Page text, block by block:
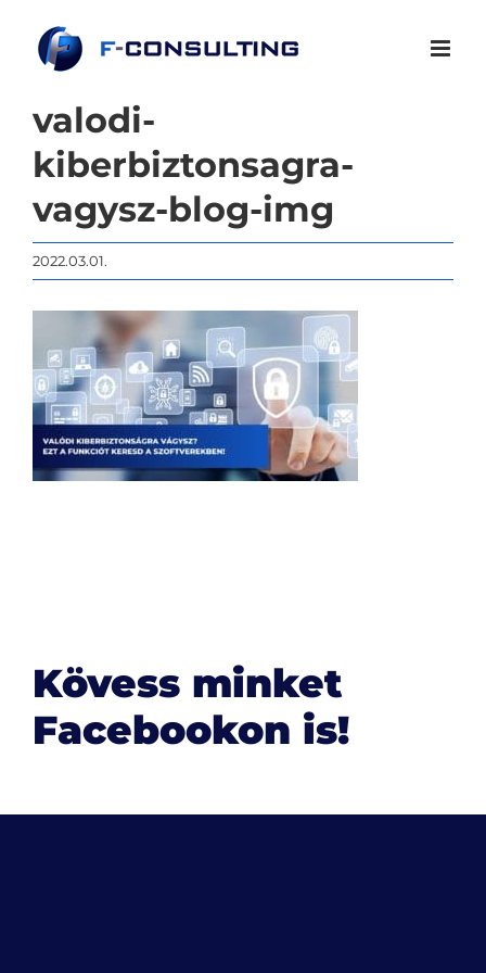
valodi-
kiberbiztonsagra-
vagysz-blog-img
2022.03.01.
Kövess minket
Facebookon is!